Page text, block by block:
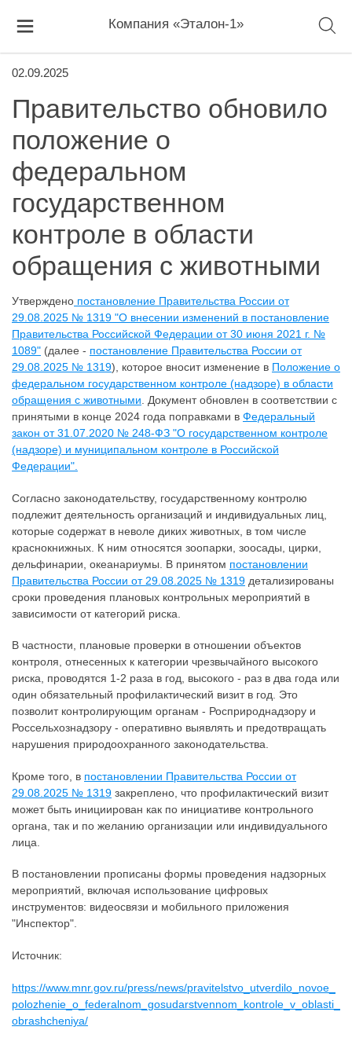
Компания «Эталон-1»
02.09.2025
Правительство обновило
положение о
федеральном
государственном
контроле в области
обращения с животными
Утверждено постановление Правительства России от
29.08.2025 № 1319 "О внесении изменений в постановление
Правительства Российской Федерации от 30 июня 2021 г. №
1089" (далее - постановление Правительства России от
29.08.2025 № 1319), которое вносит изменение в Положение о
федеральном государственном контроле (надзоре) в области
обращения с животными . Документ обновлен в соответствии с
принятыми в конце 2024 года поправками в Федеральный
закон от 31.07.2020 № 248-ФЗ "О государственном контроле
(надзоре) и муниципальном контроле в Российской
Федерации".
Согласно законодательству, государственному контролю
подлежит деятельность организаций и индивидуальных лиц,
которые содержат в неволе диких животных, в том числе
краснокнижных. К ним относятся зоопарки, зоосады, цирки,
дельфинарии, океанариумы. В принятом постановлении
Правительства России от 29.08.2025 № 1319 детализированы
сроки проведения плановых контрольных мероприятий в
зависимости от категорий риска.
В частности, плановые проверки в отношении объектов
контроля, отнесенных к категории чрезвычайного высокого
риска, проводятся 1-2 раза в год, высокого - раз в два года или
один обязательный профилактический визит в год. Это
позволит контролирующим органам - Росприроднадзору и
Россельхознадзору - оперативно выявлять и предотвращать
нарушения природоохранного законодательства.
Кроме того, в постановлении Правительства России от
29.08.2025 № 1319 закреплено, что профилактический визит
может быть инициирован как по инициативе контрольного
органа, так и по желанию организации или индивидуального
лица.
В постановлении прописаны формы проведения надзорных
мероприятий, включая использование цифровых
инструментов: видеосвязи и мобильного приложения
"Инспектор".
Источник:
https://www.mnr.gov.ru/press/news/pravitelstvo_utverdilo_novoe_
polozhenie_o_federalnom_gosudarstvennom_kontrole_v_oblasti_
obrashcheniya/